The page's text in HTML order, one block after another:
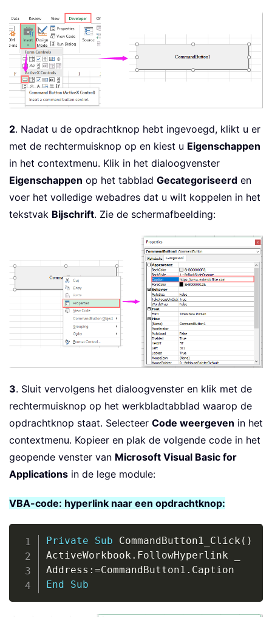
2. Nadat u de opdrachtknop hebt ingevoegd, klikt u er
met de rechtermuisknop op en kiest u Eigenschappen
in het contextmenu. Klik in het dialoogvenster
Eigenschappen op het tabblad Gecategoriseerd en
voer het volledige webadres dat u wilt koppelen in het
tekstvak Bijschrift. Zie de schermafbeelding:
3. Sluit vervolgens het dialoogvenster en klik met de
rechtermuisknop op het werkbladtabblad waarop de
opdrachtknop staat. Selecteer Code weergeven in het
contextmenu. Kopieer en plak de volgende code in het
geopende venster van Microsoft Visual Basic for
Applications in de lege module:
VBA-code: hyperlink naar een opdrachtknop:
Private Sub CommandButton1_Click ( )
ActiveWorkbook . FollowHyperlink
Address : =CommandButton1 .
End
Sub
Copy